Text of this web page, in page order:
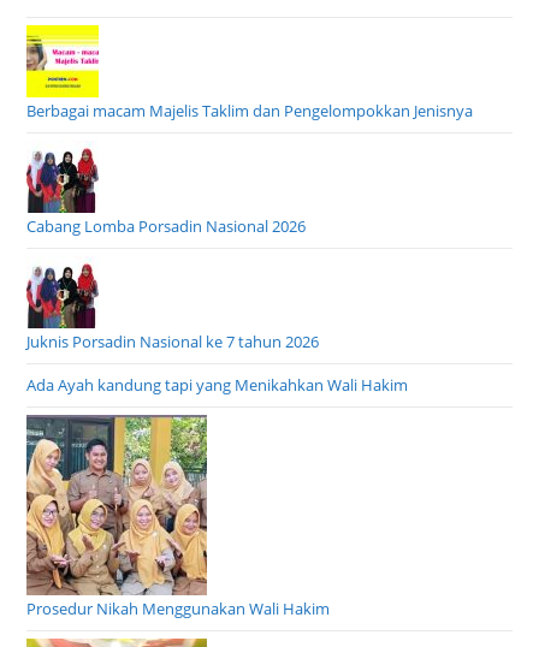
Berbagai macam Majelis Taklim dan Pengelompokkan Jenisnya
Cabang Lomba Porsadin Nasional 2026
Juknis Porsadin Nasional ke 7 tahun 2026
Ada Ayah kandung tapi yang Menikahkan Wali Hakim
Prosedur Nikah Menggunakan Wali Hakim